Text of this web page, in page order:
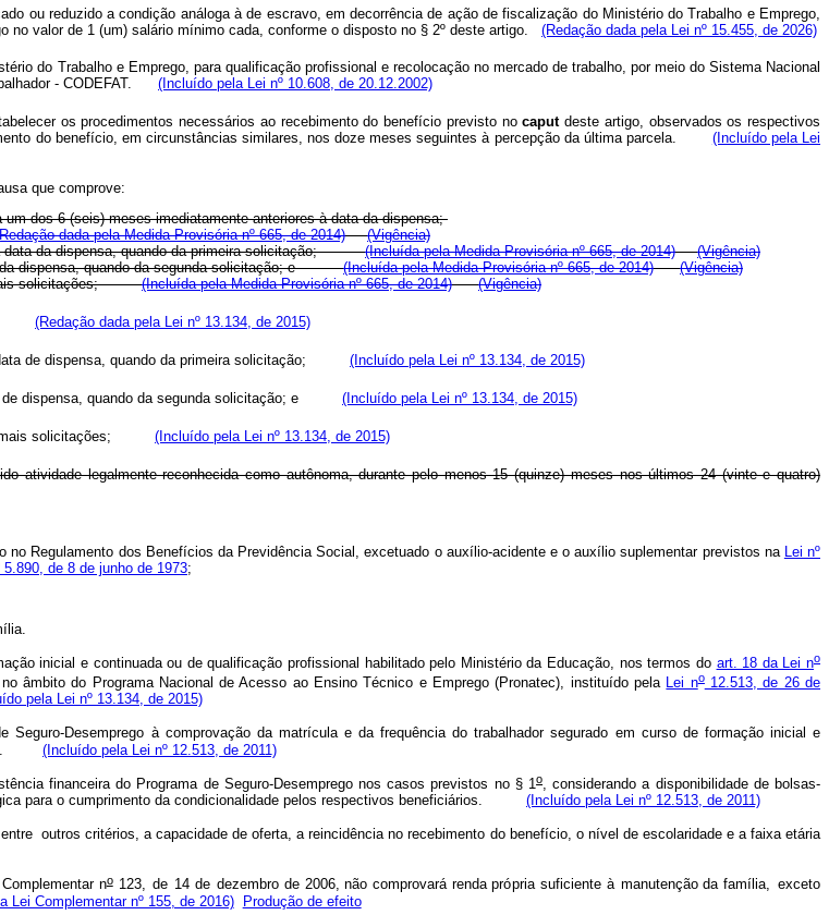
ou reduzido a condição análoga à de escravo, em decorrência de ação de fiscalização do Ministério do Trabalho e Emprego,
no valor de 1 (um) salário mínimo cada, conforme o disposto no § 2º deste artigo. (Redação dada pela Lei nº 15.455, de 2026)
do Trabalho e Emprego, para qualificação profissional e recolocação no mercado de trabalho, por meio do Sistema Nacional
- CODEFAT. (Incluído pela Lei nº 10.608, de 20.12.2002)
os procedimentos necessários ao recebimento do benefício previsto nocaputdeste artigo, observados os respectivos
do benefício, em circunstâncias similares, nos doze meses seguintes à percepção da última parcela. (Incluído pela Lei
que comprove:
dos 6 (seis) meses imediatamente anteriores à data da dispensa;
dada pela Medida Provisória nº 665, de 2014)
(Vigência)
da dispensa, quando da primeira solicitação;
(Incluída pela Medida Provisória nº 665, de 2014)
(Vigência)
da dispensa, quando da segunda solicitação; e(Incluída pela Medida Provisória nº 665, de 2014)
(Vigência)
solicitações;(Incluída pela Medida Provisória nº 665, de 2014) (Vigência)
a: (Redação dada pela Lei nº 13.134, de 2015)
data de dispensa, quando da primeira solicitação; (Incluído pela Lei nº 13.134, de 2015)
de dispensa, quando da segunda solicitação; e (Incluído pela Lei nº 13.134, de 2015)
demais solicitações; (Incluído pela Lei nº 13.134, de 2015)
atividade legalmente reconhecida como autônoma, durante pelo menos 15 (quinze) meses nos últimos 24 (vinte e quatro)
Regulamento dos Benefícios da Previdência Social, excetuado o auxílio-acidente e o auxílio suplementar previstos na Lei nº
5.890, de 8 de junho de 1973;
inicial e continuada ou de qualificação profissional habilitado pelo Ministério da Educação, nos termos do art. 18 da Lei no
âmbito do Programa Nacional de Acesso ao Ensino Técnico e Emprego (Pronatec), instituído pela Lei no12.513, de 26 de
pela Lei nº 13.134, de 2015)
Desemprego à comprovação da matrícula e da frequência do trabalhador segurado em curso de formação inicial e
(Incluído pela Lei nº 12.513, de 2011)
financeira do Programa de Seguro-Desemprego nos casos previstos no § 1o
, considerando a disponibilidade de bolsas-
para o cumprimento da condicionalidade pelos respectivos beneficiários. (Incluído pela Lei nº 12.513, de 2011)
outros critérios, a capacidade de oferta, a reincidência no recebimento do benefício, o nível de escolaridade e a faixa etária
Compl ementar no 123, de 14 de dezembro de 2006, não comprovará renda própria suficiente à manutenção dafamília, exceto
Lei Complementar nº 155, de 2016) Produção de efeito